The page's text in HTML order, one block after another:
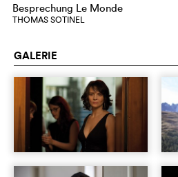
Besprechung Le Monde
THOMAS SOTINEL
GALERIE